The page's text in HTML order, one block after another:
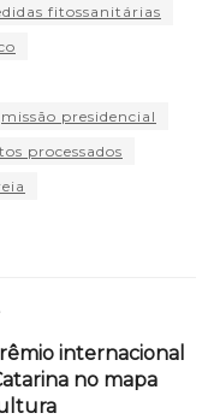
fitossanitárias
missão presidencial
processados
internacional
no mapa